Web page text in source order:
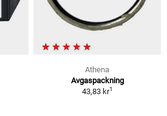
Athena
Avgaspackning
43,83 kr1